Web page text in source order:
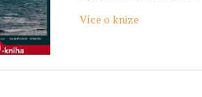
Více o knize